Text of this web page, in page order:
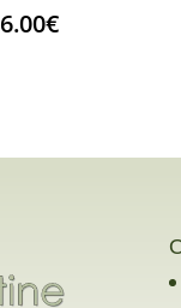
6.00€